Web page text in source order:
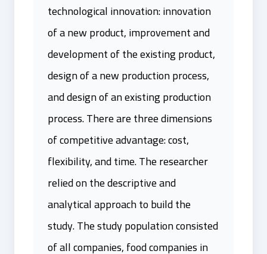
technological innovation: innovation
of a new product, improvement and
development of the existing product,
design of a new production process,
and design of an existing production
process. There are three dimensions
of competitive advantage: cost,
flexibility, and time. The researcher
relied on the descriptive and
analytical approach to build the
study. The study population consisted
of all companies, food companies in